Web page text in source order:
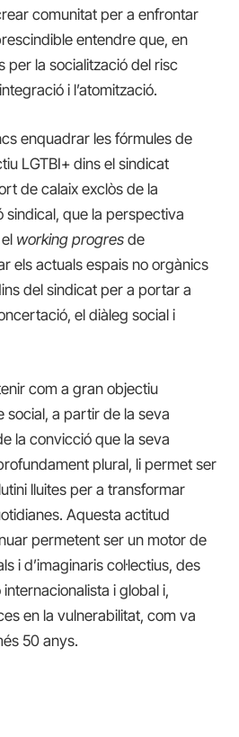
comunitat per a enfrontar
entendre que, en
per la socialització del risc
i l’atomització.
enquadrar les fórmules de
LGTBI+ dins el sindicat
de calaix exclòs de la
sindical, que la perspectiva
working progres de
els actuals espais no orgànics
del sindicat per a portar a
el diàleg social i
com a gran objectiu
a partir de la seva
la convicció que la seva
plural, li permet ser
lluites per a transformar
Aquesta actitud
permetent ser un motor de
i d’imaginaris col·lectius, des
internacionalista i global i,
en la vulnerabilitat, com va
50 anys.